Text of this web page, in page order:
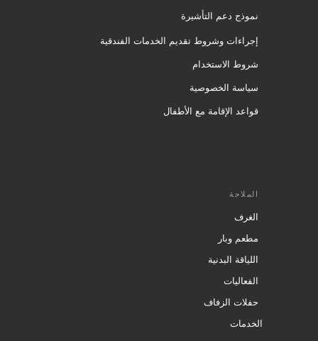
نموذج دعم التأشيرة
إجراءات وشروط تقديم الخدمات الفندقية
شروط الاستخدام
سياسة الخصوصية
قواعد الإقامة مع الأطفال
الملاحة
الغرف
مطعم وبار
اللياقة البدنية
الفعاليات
حفلات الزفاف
الخدمات